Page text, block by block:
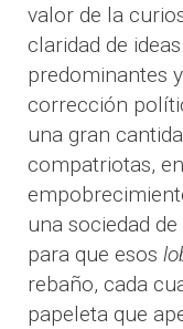
valor de la
claridad de
predominantes
corrección
una gran
compatriotas,
una sociedad
para que esos
rebaño, cada
papeleta que